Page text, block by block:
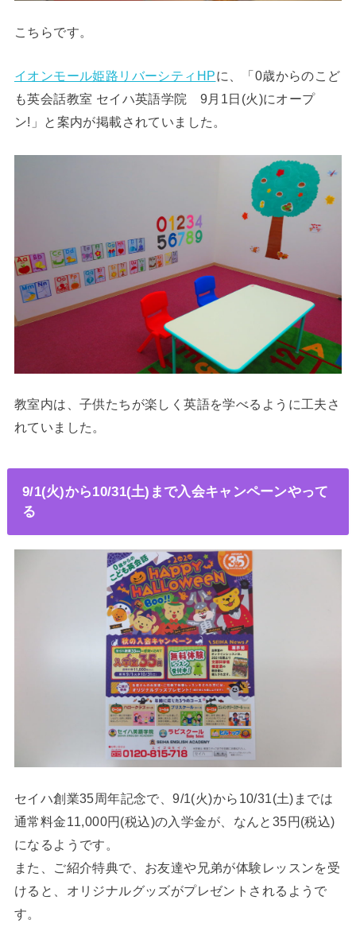
こちらです。
イオンモール姫路リバーシティHPに、「0歳からのこど
も英会話教室 セイハ英語学院 9月1日(火)にオープ
ン!」と案内が掲載されていました。
教室内は、子供たちが楽しく英語を学べるように工夫さ
れていました。
9/1(火)から10/31(土)まで入会キャンペーンやって
る
セイハ創業35周年記念で、9/1(火)から10/31(土)までは
通常料金11,000円(税込)の入学金が、なんと35円(税込)
になるようです。
また、ご紹介特典で、お友達や兄弟が体験レッスンを受
けると、オリジナルグッズがプレゼントされるようで
す。